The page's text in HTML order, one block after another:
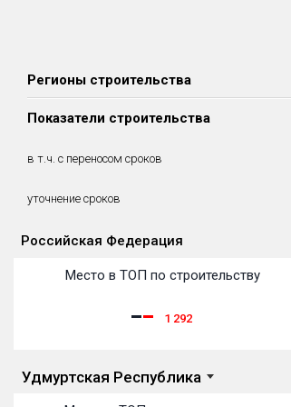
Регионы строительства
Показатели строительства
в т.ч. с переносом сроков
уточнение сроков
Сдано в 2018
0 м²
Сдано в 2019
0 м²
Российская Федерация
Место в ТОП по строительству
1 292
Удмуртская Республика